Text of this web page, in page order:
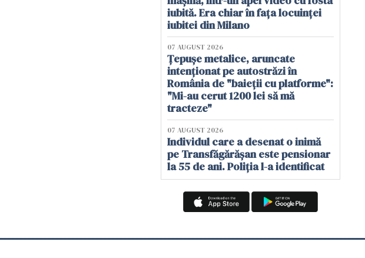
iubită. Era chiar în fața locuinței
iubitei din Milano
07 AUGUST 2026
Țepușe metalice, aruncate
intenționat pe autostrăzi în
România de "baieții cu platforme":
"Mi-au cerut 1200 lei să mă
tracteze"
07 AUGUST 2026
Individul care a desenat o inimă
pe Transfăgărășan este pensionar
la 55 de ani. Poliția l-a identificat